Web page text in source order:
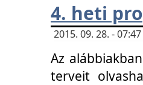
4. heti
2015. 09. 28. -
Az
terveit